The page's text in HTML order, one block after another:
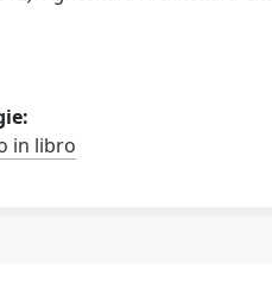
in libro